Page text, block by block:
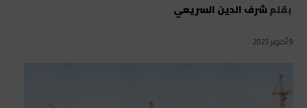
بقلمشرف الدين السريعي
9 أكتوبر 2025